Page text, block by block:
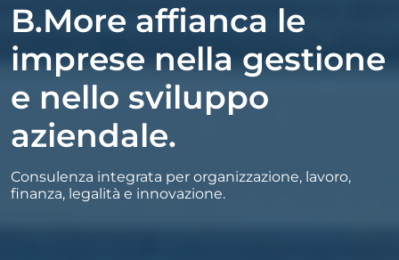
B.More affianca le
imprese nella gestione
e nello sviluppo
aziendale.
Consulenza integrata per organizzazione, lavoro,
finanza, legalità e innovazione.